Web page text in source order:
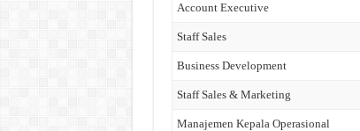
Account Executive
Staff Sales
Business Development
Staff Sales & Marketing
Manajemen Kepala Operasional